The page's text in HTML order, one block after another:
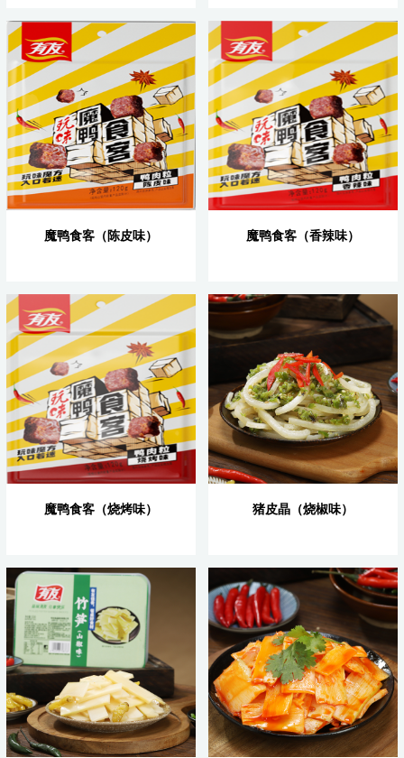
魔鸭食客（陈皮味） 魔鸭食客（香辣味）
魔鸭食客（烧烤味） 猪皮晶（烧椒味）